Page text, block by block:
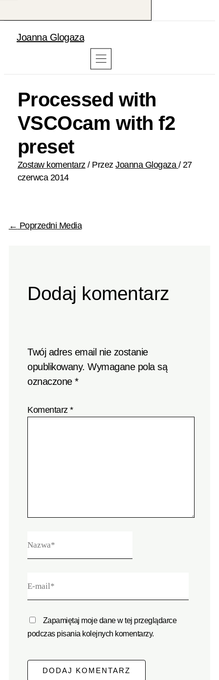
Joanna Glogaza
Processed with
VSCOcam with f2
preset
Zostaw komentarz / PrzezJoanna Glogaza / 27
czerwca 2014
← Poprzedni Media
Dodaj komentarz
Twój adres email nie zostanie
opublikowany. Wymagane pola są
oznaczone*
Komentarz*
Zapamiętaj moje dane w tej przeglądarce
podczas pisania kolejnych komentarzy.